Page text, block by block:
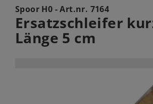
Spoor H0 - Art.nr. 7164
Ersatzschleifer
Länge 5 cm